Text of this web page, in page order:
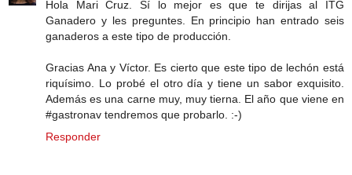
Hola Mari Cruz. Sí lo mejor es que te dirijas al ITG
Ganadero y les preguntes. En principio han entrado seis
ganaderos a este tipo de producción.
Gracias Ana y Víctor. Es cierto que este tipo de lechón está
riquísimo. Lo probé el otro día y tiene un sabor exquisito.
Además es una carne muy, muy tierna. El año que viene en
#gastronav tendremos que probarlo. :-)
Responder